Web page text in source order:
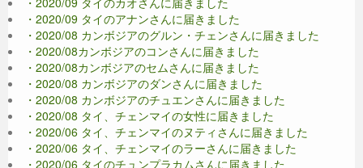
・2020/09 タイのアナンさんに届きました
・2020/08 カンボジアのグルン・チェンさんに届きました
・2020/08カンボジアのコンさんに届きました
・2020/08カンボジアのセムさんに届きました
・2020/08 カンボジアのダンさんに届きました
・2020/08 カンボジアのチュエンさんに届きました
・2020/08 タイ、チェンマイの女性に届きました
・2020/06 タイ、チェンマイのヌティさんに届きました
・2020/06 タイ、チェンマイのラーさんに届きました
・2020/06 タイのチュンプラカムさんに届きました